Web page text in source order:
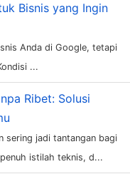
Bisnis yang Ingin
Anda di Google, tetapi
...
Ribet: Solusi
sering jadi tantangan bagi
istilah teknis, d...